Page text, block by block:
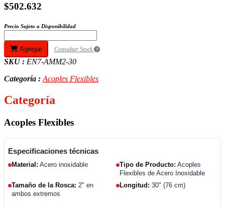
$502.632
Precio Sujeto a Disponibilidad
Agregar Consultar Stock
SKU : EN7-AMM2-30
Categoría :Acoples Flexibles
Categoría
Acoples Flexibles
Especificaciones técnicas
Material: Acero inoxidable Tipo de Producto: Acoples
Flexibles de Acero Inoxidable
Tamaño de la Rosca: 2" en
ambos extremos
Longitud: 30" (76 cm)